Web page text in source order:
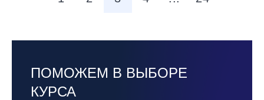
ПОМОЖЕМ В ВЫБОРЕ
КУРСА